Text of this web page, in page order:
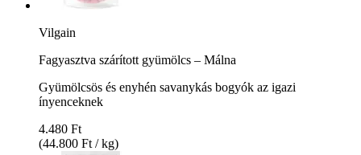
Vilgain
Fagyasztva szárított gyümölcs – Málna
Gyümölcsös és enyhén savanykás bogyók az igazi
ínyenceknek
4.480 Ft
(44.800 Ft / kg)